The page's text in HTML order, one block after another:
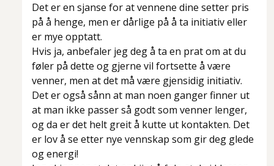
Det er en sjanse for at vennene dine setter pris
på å henge, men er dårlige på å ta initiativ eller
er mye opptatt.
Hvis ja, anbefaler jeg deg å ta en prat om at du
føler på dette og gjerne vil fortsette å være
venner, men at det må være gjensidig initiativ.
Det er også sånn at man noen ganger finner ut
at man ikke passer så godt som venner lenger,
og da er det helt greit å kutte ut kontakten. Det
er lov å se etter nye vennskap som gir deg glede
og energi!